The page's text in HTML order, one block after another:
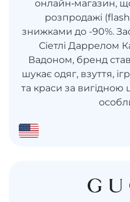
онлайн‑магазин,
розпродажі
знижками до -90%.
Сіетлі Даррелом
Вадоном, бренд
шукає одяг, взуття,
та краси за